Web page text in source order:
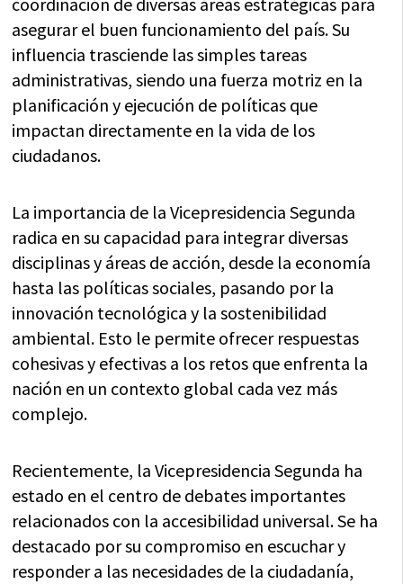
asegurar el buen funcionamiento del país. Su
influencia trasciende las simples tareas
administrativas, siendo una fuerza motriz en la
planificación y ejecución de políticas que
impactan directamente en la vida de los
ciudadanos.
La importancia de la Vicepresidencia Segunda
radica en su capacidad para integrar diversas
disciplinas y áreas de acción, desde la economía
hasta las políticas sociales, pasando por la
innovación tecnológica y la sostenibilidad
ambiental. Esto le permite ofrecer respuestas
cohesivas y efectivas a los retos que enfrenta la
nación en un contexto global cada vez más
complejo.
Recientemente, la Vicepresidencia Segunda ha
estado en el centro de debates importantes
relacionados con la accesibilidad universal. Se ha
destacado por su compromiso en escuchar y
responder a las necesidades de la ciudadanía,